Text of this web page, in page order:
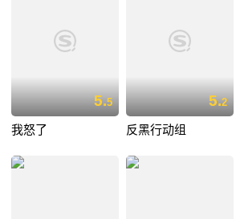
5.5
我怒了
5.2
反黑行动组